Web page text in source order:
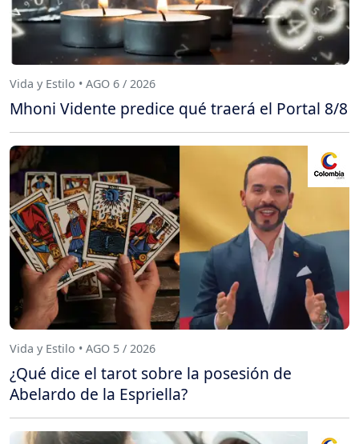
Vida y Estilo • AGO 6 / 2026
Mhoni Vidente predice qué traerá el Portal 8/8
Vida y Estilo • AGO 5 / 2026
¿Qué dice el tarot sobre la posesión de
Abelardo de la Espriella?